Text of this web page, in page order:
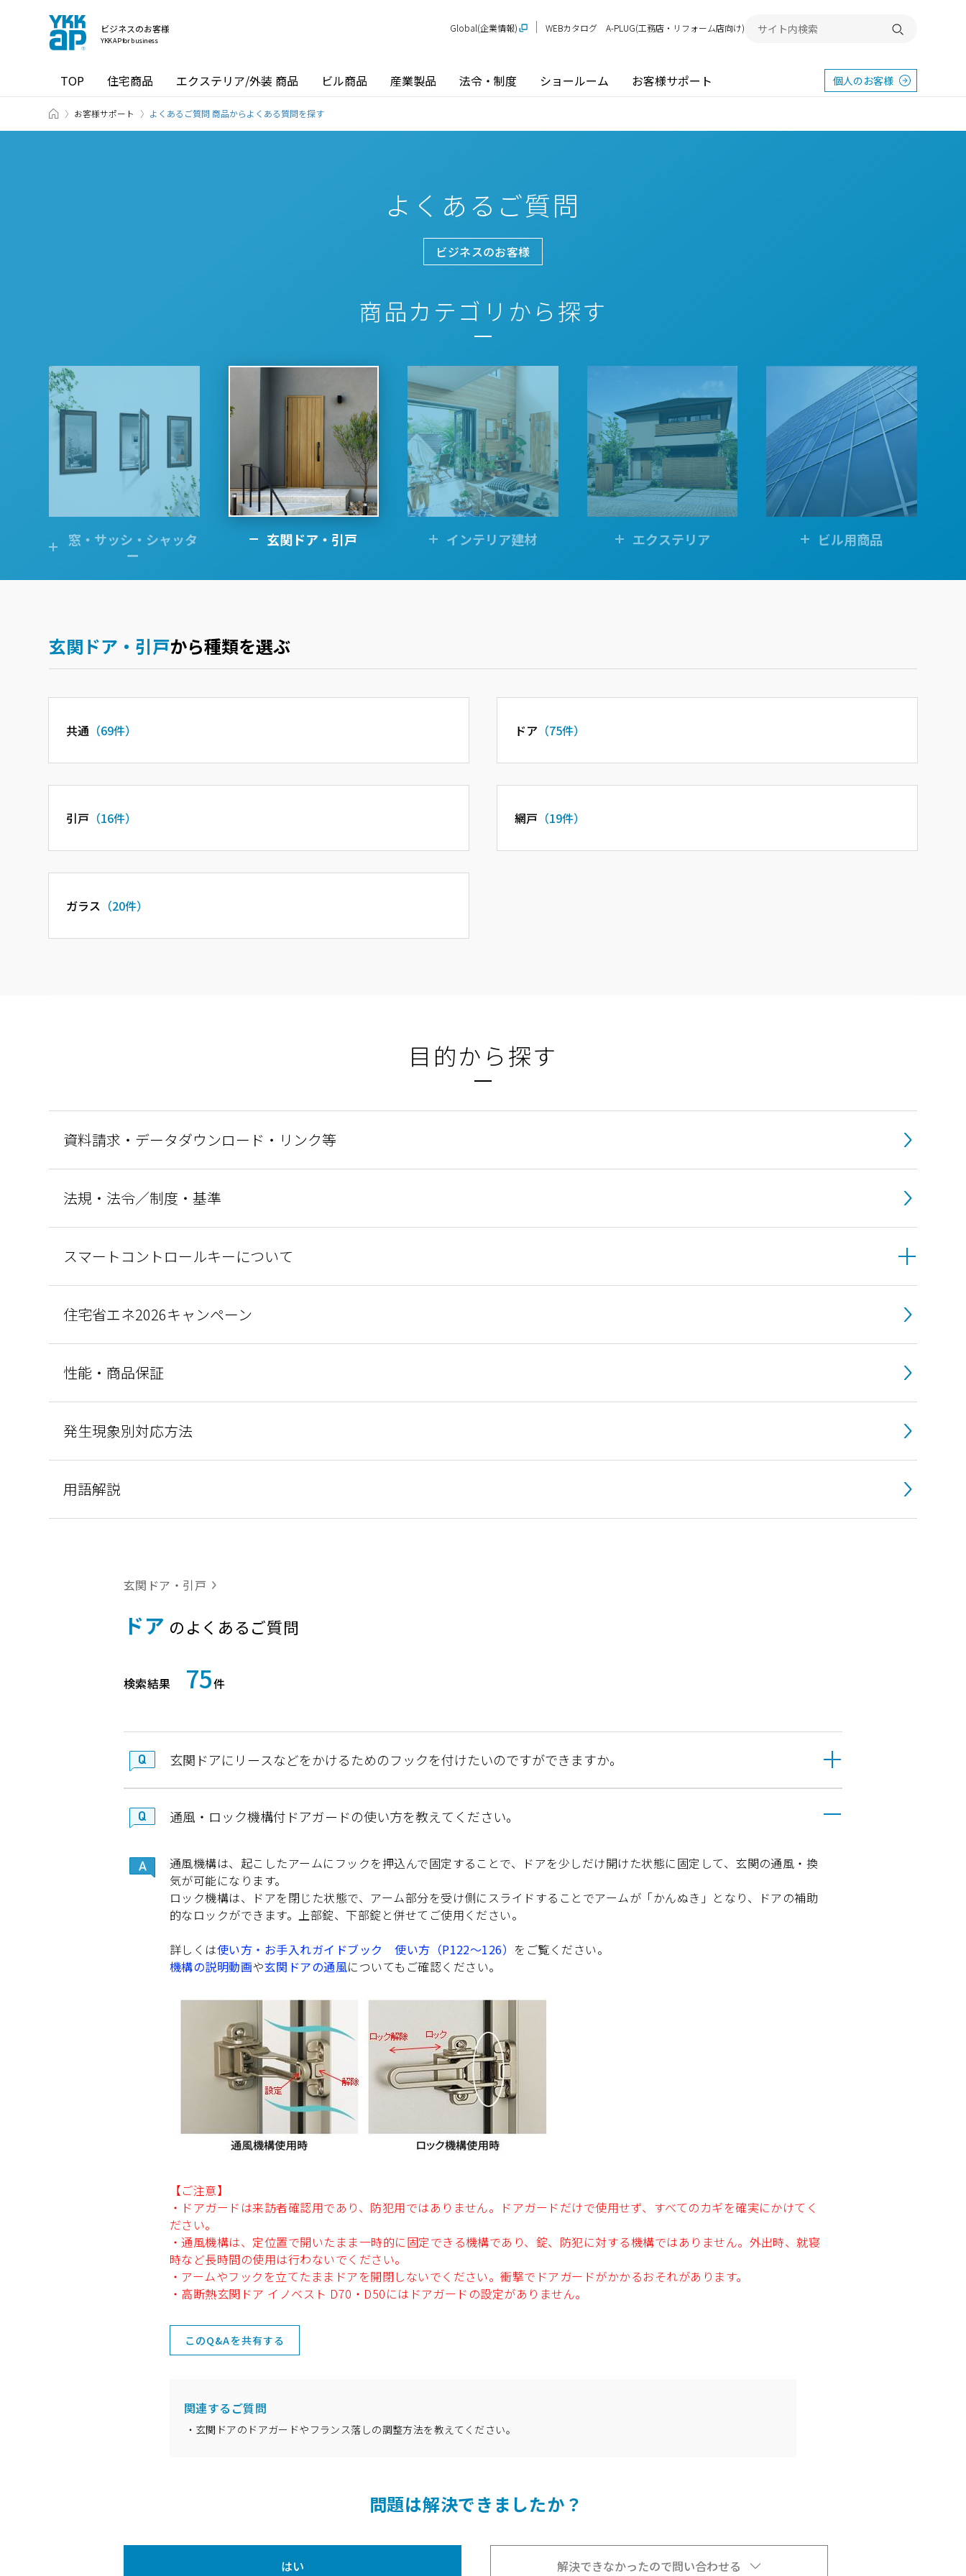
ビジネスのお客様
YKK AP for business
TOP 住宅商品 エクステリア/外装 商品 ビル商品 産業製品 法令・制度 ショールーム お客様サポート 個人のお客様
Global(企業情報) WEBカタログ A-PLUG(工務店・リフォーム店向け) 検索する
ホーム お客様サポート よくあるご質問 商品からよくある質問を探す
よくあるご質問
ビジネスのお客様
商品カテゴリから探す
窓・サッシ・シャッタ
ー
玄関ドア・引戸 インテリア建材 エクステリア ビル用商品
玄関ドア・引戸から種類を選ぶ
共通 （69件） ドア （75件）
引戸 （16件） 網戸 （19件）
ガラス （20件）
目的から探す
資料請求・データダウンロード・リンク等
法規・法令／制度・基準
スマートコントロールキーについて
住宅省エネ2026キャンペーン
性能・商品保証
発生現象別対応方法
用語解説
玄関ドア・引戸
ドア のよくあるご質問
検索結果 75件
玄関ドアにリースなどをかけるためのフックを付けたいのですができますか。
通風・ロック機構付ドアガードの使い方を教えてください。
通風機構は、起こしたアームにフックを押込んで固定することで、ドアを少しだけ開けた状態に固定して、玄関の通風・換
気が可能になります。
ロック機構は、ドアを閉じた状態で、アーム部分を受け側にスライドすることでアームが「かんぬき」となり、ドアの補助
的なロックができます。上部錠、下部錠と併せてご使用ください。
詳しくは使い方・お手入れガイドブック 使い方（P122～126） をご覧ください。
機構の説明動画や玄関ドアの通風についてもご確認ください。
【ご注意】
・ドアガードは来訪者確認用であり、防犯用ではありません。ドアガードだけで使用せず、すべてのカギを確実にかけてく
ださい。
・通風機構は、定位置で開いたまま一時的に固定できる機構であり、錠、防犯に対する機構ではありません。外出時、就寝
時など長時間の使用は行わないでください。
・アームやフックを立てたままドアを開閉しないでください。衝撃でドアガードがかかるおそれがあります。
・高断熱玄関ドア イノベスト D70・D50にはドアガードの設定がありません。
このQ&Aを共有する
関連するご質問
玄関ドアのドアガードやフランス落しの調整方法を教えてください。
問題は解決できましたか ？
はい 解決できなかったので問い合わせる